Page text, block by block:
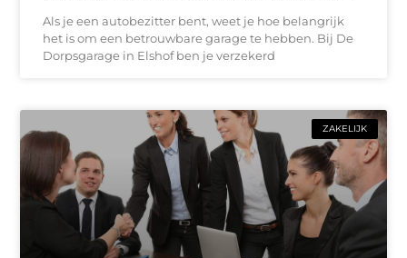
Als je een autobezitter bent, weet je hoe belangrijk
het is om een betrouwbare garage te hebben. Bij De
Dorpsgarage in Elshof ben je verzekerd
ZAKELIJK